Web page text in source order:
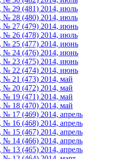
№ 29 (481) 2014, июль
№ 28 (480) 2014, июль
№ 27 (479) 2014, июнь
№ 26 (478) 2014, июль
№ 25 (477) 2014, июнь
№ 24 (476) 2014, июнь
№ 23 (475) 2014, июнь
№ 22 (474) 2014, июнь
№ 21 (473) 2014, май
№ 20 (472) 2014, май
№ 19 (471) 2014, май
№ 18 (470) 2014, май
№ 17 (469) 2014, апрель
№ 16 (468) 2014, апрель
№ 15 (467) 2014, апрель
№ 14 (466) 2014, апрель
№ 13 (465) 2014, апрель